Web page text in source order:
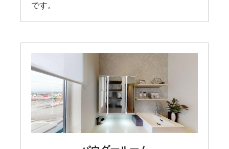
です。